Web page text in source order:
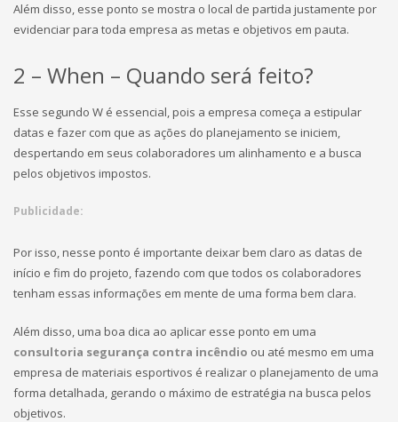
Além disso, esse ponto se mostra o local de partida justamente por
evidenciar para toda empresa as metas e objetivos em pauta.
2 – When – Quando será feito?
Esse segundo W é essencial, pois a empresa começa a estipular
datas e fazer com que as ações do planejamento se iniciem,
despertando em seus colaboradores um alinhamento e a busca
pelos objetivos impostos.
Publicidade:
Por isso, nesse ponto é importante deixar bem claro as datas de
início e fim do projeto, fazendo com que todos os colaboradores
tenham essas informações em mente de uma forma bem clara.
Além disso, uma boa dica ao aplicar esse ponto em uma
consultoria segurança contra incêndio ou até mesmo em uma
empresa de materiais esportivos é realizar o planejamento de uma
forma detalhada, gerando o máximo de estratégia na busca pelos
objetivos.